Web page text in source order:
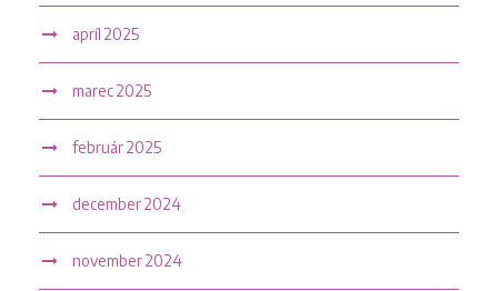
apríl 2025
marec 2025
február 2025
december 2024
november 2024